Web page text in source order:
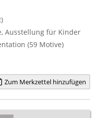
Ausstellung für Kinder
(59 Motive)
Zum Merkzettel hinzufügen